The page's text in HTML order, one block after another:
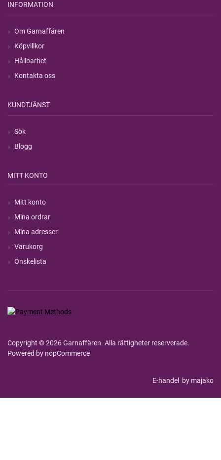
INFORMATION
Om Garnaffären
Köpvillkor
Hållbarhet
Kontakta oss
KUNDTJÄNST
Sök
Blogg
MITT KONTO
Mitt konto
Mina ordrar
Mina adresser
Varukorg
Önskelista
Copyright © 2026 Garnaffären. Alla rättigheter reserverade.
Powered by nopCommerce
E-handel by majako